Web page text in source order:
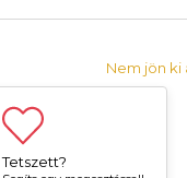
Nem jön ki
Tetszett?